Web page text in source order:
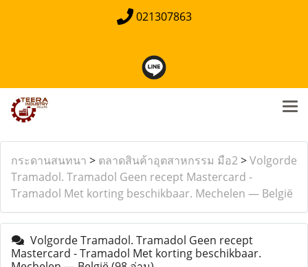
021307863
กระดานสนทนา > ตลาดสินค้าอุตสาหกรรม มือ2>Volgorde
Tramadol. Tramadol Geen recept Mastercard -
Tramadol Met korting beschikbaar. Mechelen — België
Volgorde Tramadol. Tramadol Geen recept
Mastercard - Tramadol Met korting beschikbaar.